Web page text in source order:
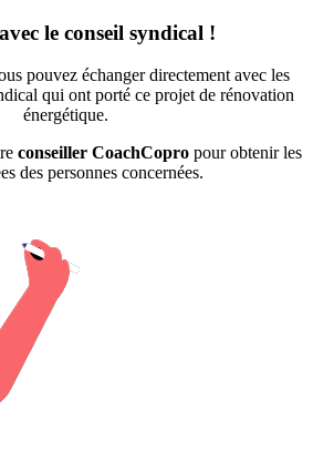
le conseil syndical !
pouvez échanger directement avec les
qui ont porté ce projet de rénovation
énergétique.
conseiller CoachCopropour obtenir les
des personnes concernées.